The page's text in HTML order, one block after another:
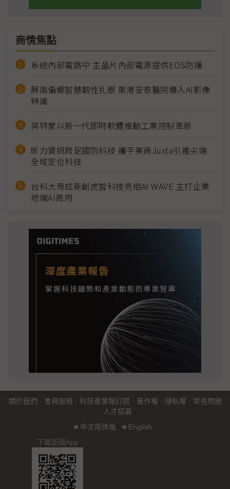
商情焦點
系統內部電路中 主晶片內部電源提供EOS防護
屏南偏鄉智慧韌性扎根 東港安泰醫院導入AI影像
辨識
英特蒙以新一代即時軟體推動工業控制革新
昕力資訊跨足國防科技 攜手美商Juxta引進尖端
全域定位科技
台科大育成新創虎智科技亮相AI WAVE 主打企業
地端AI商用
關於我們 · 會員服務 · 科技產業報訂閱 · 著作權 · 隱私權 · 常見問題
· 人才招募
■ 中文简体版 ■ English
下載新聞App